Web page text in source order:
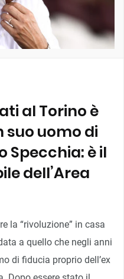
al Torino è
uomo di
Specchia: è il
dell’Area
la “rivoluzione” in casa
a quello che negli anni
di fiducia proprio dell’ex